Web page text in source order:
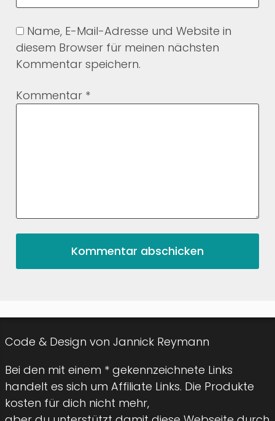
Name, E-Mail-Adresse und Website in
diesem Browser für meinen nächsten
Kommentar speichern.
Kommentar *
Code & Design von Jannick Reymann
Bei den mit einem * gekennzeichnete Links
handelt es sich um Affiliate Links. Die Produkte
kosten für dich nicht mehr,